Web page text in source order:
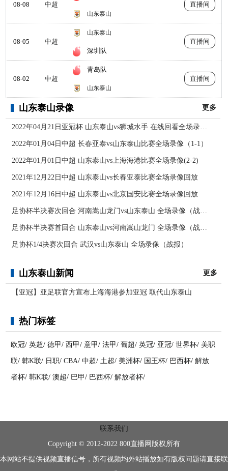
08-08 中超
山东泰山
直播间
08-05 中超
山东泰山
深圳队
直播间
08-02 中超
青岛队
山东泰山
直播间
山东泰山录像 更多
2022年04月21日亚冠杯 山东泰山vs狮城水手 在线回看全场录像/集锦回放
2022年01月04日中超 长春亚泰vs山东泰山比赛全场录像（1-1）
2022年01月01日中超 山东泰山vs上海海港比赛全场录像(2-2)
2021年12月22日中超 山东泰山vs长春亚泰比赛全场录像回放
2021年12月16日中超 山东泰山vs北京国安比赛全场录像回放
足协杯半决赛次回合 河南嵩山龙门vs山东泰山 全场录像（战报）
足协杯半决赛首回合 山东泰山vs河南嵩山龙门 全场录像（战报）
足协杯1/4决赛次回合 武汉vs山东泰山 全场录像（战报）
山东泰山新闻 更多
【亚冠】亚足联官方宣布上海海港参加亚冠 取代山东泰山
热门标签
欧冠/ 英超/ 德甲/ 西甲/ 意甲/ 法甲/ 葡超/ 英冠/ 亚冠/ 世界杯/ 美职
联/ 韩K联/ 日职/ CBA/ 中超/ 土超/ 美洲杯/ 国王杯/ 巴西杯/ 解放
者杯/ 韩K联/ 澳超/ 巴甲/ 巴西杯/ 解放者杯/
联系我们
Copyright © 2012-2022 800直播网版权所有
本网站不提供视频直播信号，所有视频均外站播放如有版权问题请直接联